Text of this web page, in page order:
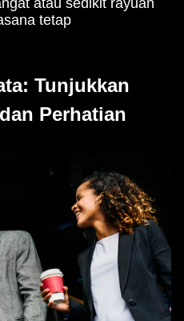
atau sedikit rayuan
tetap
Tunjukkan
Perhatian